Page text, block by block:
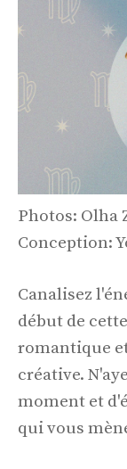
Photos: Olha
Conception:
Canalisez
début de
romantique
créative.
moment et
qui vous